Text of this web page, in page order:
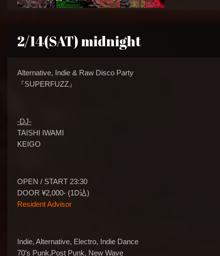
2/14(SAT) midnight
Alternative, Indie & Raw Disco Party
『SUPERFUZZ』
-DJ-
TAISHI IWAMI
KEIGO
OPEN / START 23:30
DOOR ¥2,000- (1D込)
Resident Advisor
Indie, Alternative, Electro, Indie Dance
70’s Punk,Post Punk, New Wave